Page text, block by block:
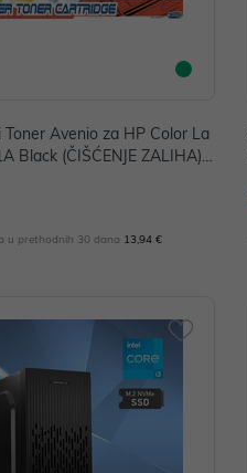
Toner Avenio za HP Color La
Black (ČIŠĆENJE ZALIHA)
u prethodnih 30 dana 13,94 €